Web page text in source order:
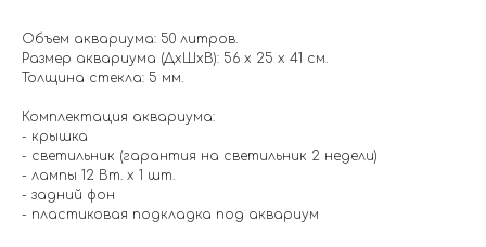
Объем аквариума: 50 литров.
Размер аквариума (ДхШхВ): 56 х 25 х 41 см.
Толщина стекла: 5 мм.
Комплектация аквариума:
- крышка
- светильник (гарантия на светильник 2 недели)
- лампы 12 Вт. х 1 шт.
- задний фон
- пластиковая подкладка под аквариум